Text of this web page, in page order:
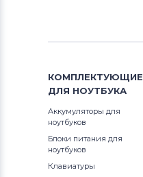
КОМПЛЕКТУЮЩИЕ
ДЛЯ НОУТБУКА
Аккумуляторы для
ноутбуков
Блоки питания для
ноутбуков
Клавиатуры